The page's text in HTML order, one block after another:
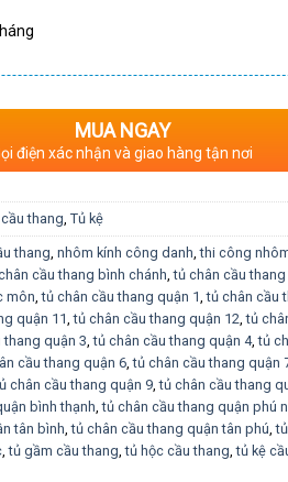
MUA NGAY
điện xác nhận và giao hàng tận nơi
thang Tủ kệ
thang nhôm kính công danh ,thi công
cầu thang bình chánh ,tủ chân cầu
môn ,tủ chân cầu thang quận 1 ,tủ chân cầu
quận 11 ,tủ chân cầu thang quận 12 ,tủ
thang quận 3 ,tủ chân cầu thang quận 4,tủ
cầu thang quận 6 ,tủ chân cầu thang quận
chân cầu thang quận 9 ,tủ chân cầu thang
bình thạnh ,tủ chân cầu thang quận phú
tân bình ,tủ chân cầu thang quận tân phú ,
,tủ gầm cầu thang ,tủ hộc cầu thang ,tủ kệ